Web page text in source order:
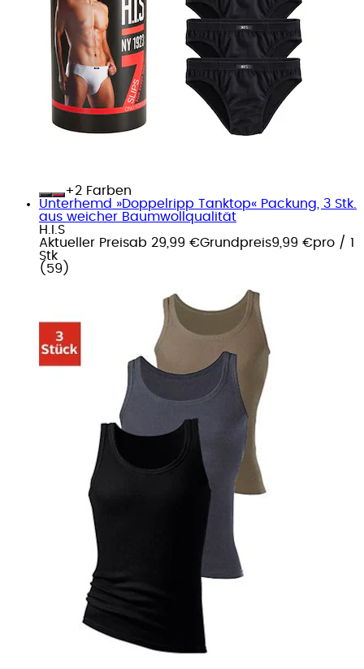
+
Farben
Unterhemd »Doppelripp Tanktop« Packung, 3 Stk.
aus weicher Baumwollqualität
H.I.S
Aktueller Preisab 29,99 €Grundpreis9,99 €pro / 1
Stk
( 59 )